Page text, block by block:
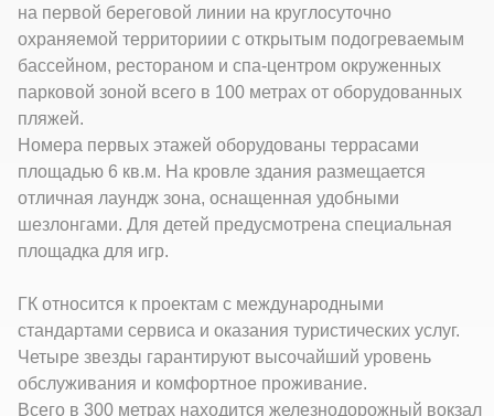
на первой береговой линии на круглосуточно
охраняемой территориии с открытым подогреваемым
бассейном, рестораном и спа-центром окруженных
парковой зоной всего в 100 метрах от оборудованных
пляжей.
Номера первых этажей оборудованы террасами
площадью 6 кв.м. На кровле здания размещается
отличная лаундж зона, оснащенная удобными
шезлонгами. Для детей предусмотрена специальная
площадка для игр.
ГК относится к проектам с международными
стандартами сервиса и оказания туристических услуг.
Четыре звезды гарантируют высочайший уровень
обслуживания и комфортное проживание.
Всего в 300 метрах находится железнодорожный вокзал